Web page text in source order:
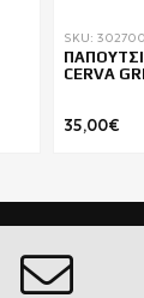
SKU:
CERVA
35,00€